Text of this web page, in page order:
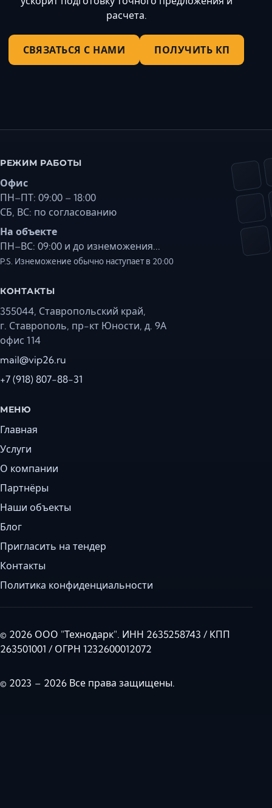
расчета.
СВЯЗАТЬСЯ С НАМИ ПОЛУЧИТЬ КП
РЕЖИМ РАБОТЫ
Офис
ПН–ПТ: 09:00 – 18:00
СБ, ВС: по согласованию
На объекте
ПН–ВС: 09:00 и до изнеможения...
P.S. Изнеможение обычно наступает в 20:00
КОНТАКТЫ
355044, Ставропольский край,
г. Ставрополь, пр-кт Юности, д. 9А
офис 114
mail@vip26.ru
+7 (918) 807-88-31
МЕНЮ
Главная
Услуги
О компании
Партнёры
Наши объекты
Блог
Пригласить на тендер
Контакты
Политика конфиденциальности
© 2026 ООО "Технодарк". ИНН 2635258743 / КПП
263501001 / ОГРН 1232600012072
© 2023 – 2026 Все права защищены.